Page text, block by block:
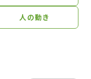
人の動き